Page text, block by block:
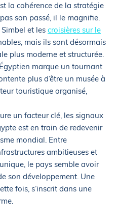
la cohérence de la stratégie
son passé, il le magnifie.
et les croisières sur le
mais ils sont désormais
plus moderne et structurée.
marque un tournant
plus d’être un musée à
touristique organisé,
un facteur clé, les signaux
est en train de redevenir
mondial. Entre
ambitieuses et
le pays semble avoir
son développement. Une
fois, s’inscrit dans une